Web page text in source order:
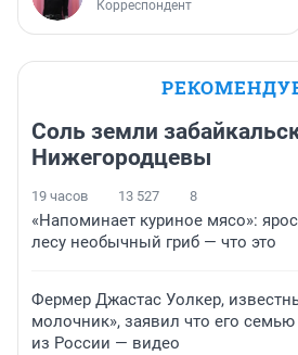
Корреспондент
Соль земли
Нижегородцевы
19 часов 13 527 8
«Напоминает куриное мясо»:
лесу необычный гриб — что это
Фермер Джастас Уолкер,
молочник», заявил что его
из России — видео